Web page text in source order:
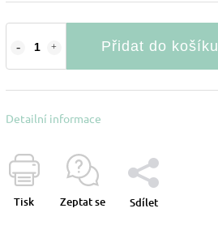
Přidat do košíku
Detailní informace
Tisk Zeptat se Sdílet